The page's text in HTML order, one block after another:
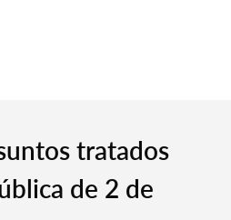
tratados
de 2 de